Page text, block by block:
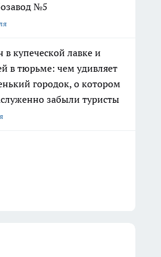
№5
в купеческой лавке и
в тюрьме: чем удивляет
городок, о котором
забыли туристы